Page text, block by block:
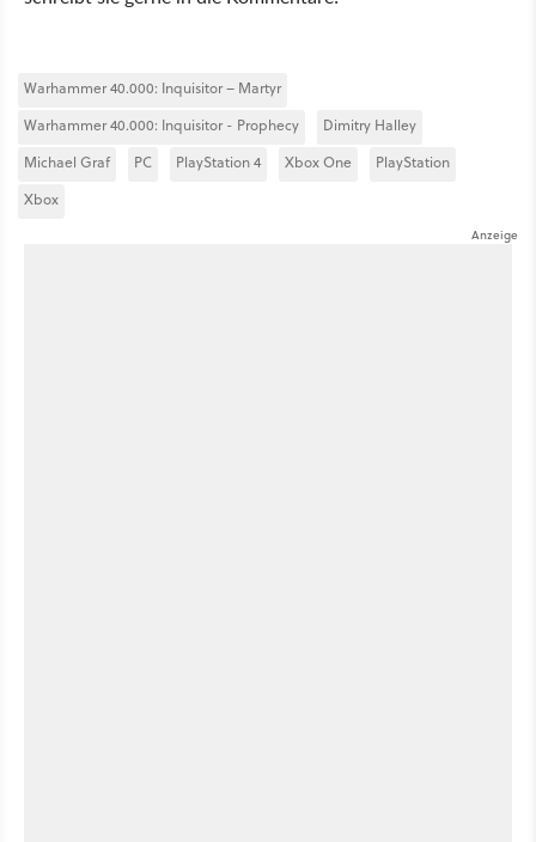
Warhammer 40.000: Inquisitor – Martyr
Warhammer 40.000: Inquisitor - Prophecy
Dimitry Halley
Michael Graf
PC PlayStation 4 Xbox One
PlayStation
Xbox